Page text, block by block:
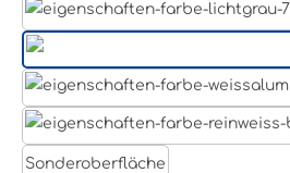
Sonderoberfläche